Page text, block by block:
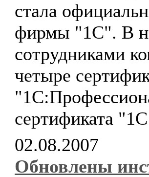
стала
фирмы "1С". В
сотрудниками
четыре
сертификата
02.08.2007
Обновлены